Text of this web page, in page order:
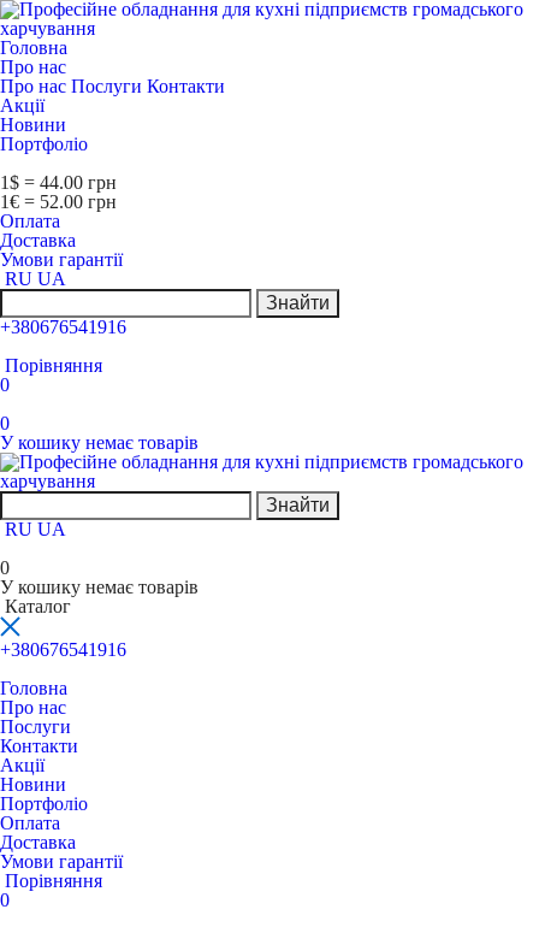
Головна
Про нас
Про нас Послуги Контакти
Акції
Новини
Портфоліо
1$ = 44.00 грн
1€ = 52.00 грн
Оплата
Доставка
Умови гарантії
RU UA
Знайти
+380676541916
Порівняння
0
0
У кошику немає товарів
Знайти
RU UA
0
У кошику немає товарів
Каталог
+380676541916
Головна
Про нас
Послуги
Контакти
Акції
Новини
Портфоліо
Оплата
Доставка
Умови гарантії
Порівняння
0